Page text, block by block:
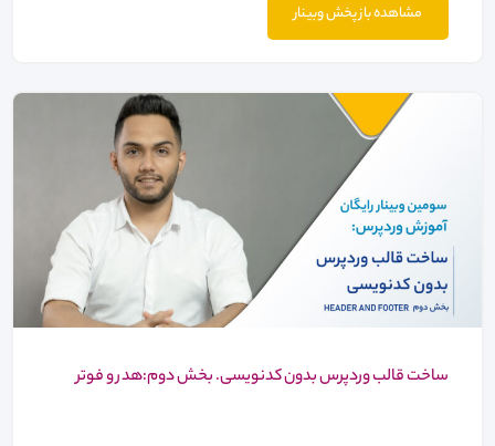
مشاهده باز پخش وبینار
ساخت قالب وردپرس بدون کدنویسی. بخش دوم:هدر و فوتر